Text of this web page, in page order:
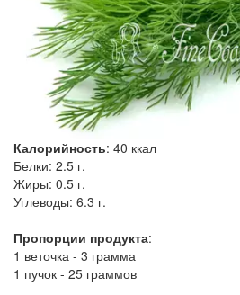
Калорийность: 40 ккал
Белки: 2.5 г.
Жиры: 0.5 г.
Углеводы: 6.3 г.
Пропорции продукта:
1 веточка - 3 грамма
1 пучок - 25 граммов